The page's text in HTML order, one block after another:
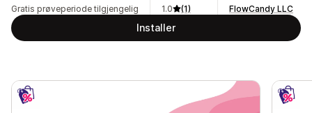
Gratis prøveperiode tilgjengelig
1.0
(1)
FlowCandy LLC
Installer